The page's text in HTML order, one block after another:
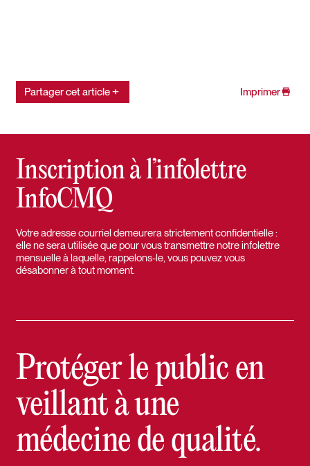
Partager cet article Imprimer
Inscription à l’infolettre
InfoCMQ
Votre adresse courriel demeurera strictement confidentielle :
elle ne sera utilisée que pour vous transmettre notre infolettre
mensuelle à laquelle, rappelons-le, vous pouvez vous
désabonner à tout moment.
Protéger le public en
veillant à une
médecine de qualité.